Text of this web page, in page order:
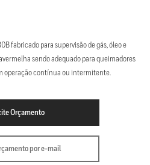
fabricado para supervisão de gás, óleo e
sendo adequado para queimadores
operação contínua ou intermitente.
Orçamento
por e-mail